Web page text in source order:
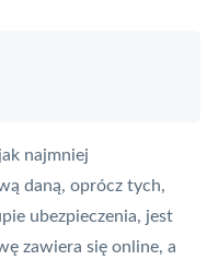
najmniej
daną, oprócz tych,
ubezpieczenia, jest
zawiera się online, a